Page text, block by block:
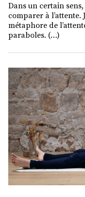
Dans un certain
comparer à l’attente.
métaphore de
paraboles. (…)